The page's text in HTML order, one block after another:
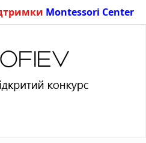
Montessori Center